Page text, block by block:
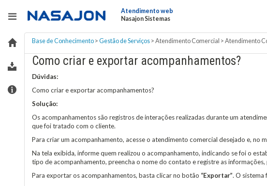
Atendimento web
Nasajon Sistemas
Base de Conhecimento > Gestão de Serviços > Atendimento Comercial > Atendimento
Como criar e exportar acompanhamentos?
Dúvidas:
Como criar e exportar acompanhamentos?
Solução:
Os acompanhamentos são registros de interações realizadas durante um
que foi tratado com o cliente.
Para criar um acompanhamento, acesse o atendimento comercial desejado e, no
Na tela exibida, informe quem realizou o acompanhamento, indicando se foi o
tipo de acompanhamento, preencha o nome do contato e registre as
Para exportar os acompanhamentos, basta clicar no botão “Exportar”. O sistema